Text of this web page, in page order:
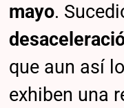
mayo.
que aun así
exhiben una